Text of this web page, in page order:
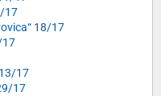
17
18/17
17
17
17